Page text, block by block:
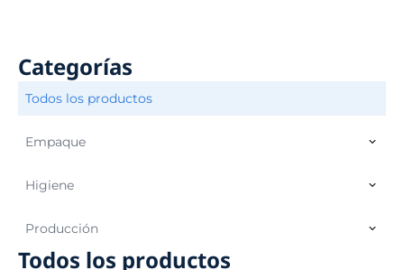
Categorías
Empaque
Higiene
Producción
Todos los productos
Todos los productos